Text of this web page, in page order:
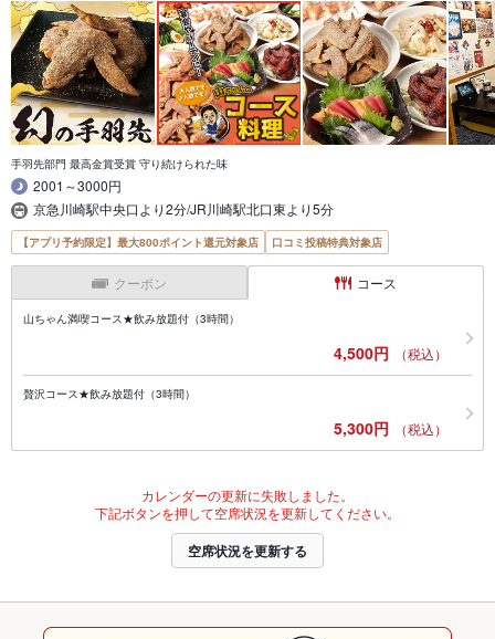
手羽先部門 最高金賞受賞 守り続けられた味
2001～3000円
京急川崎駅中央口より2分/JR川崎駅北口東より5分
【アプリ予約限定】最大800ポイント還元対象店 口コミ投稿特典対象店
クーポン コース
山ちゃん満喫コース★飲み放題付（3時間）
4,500円 （税込）
贅沢コース★飲み放題付（3時間）
5,300円 （税込）
カレンダーの更新に失敗しました。
下記ボタンを押して空席状況を更新してください。
空席状況を更新する